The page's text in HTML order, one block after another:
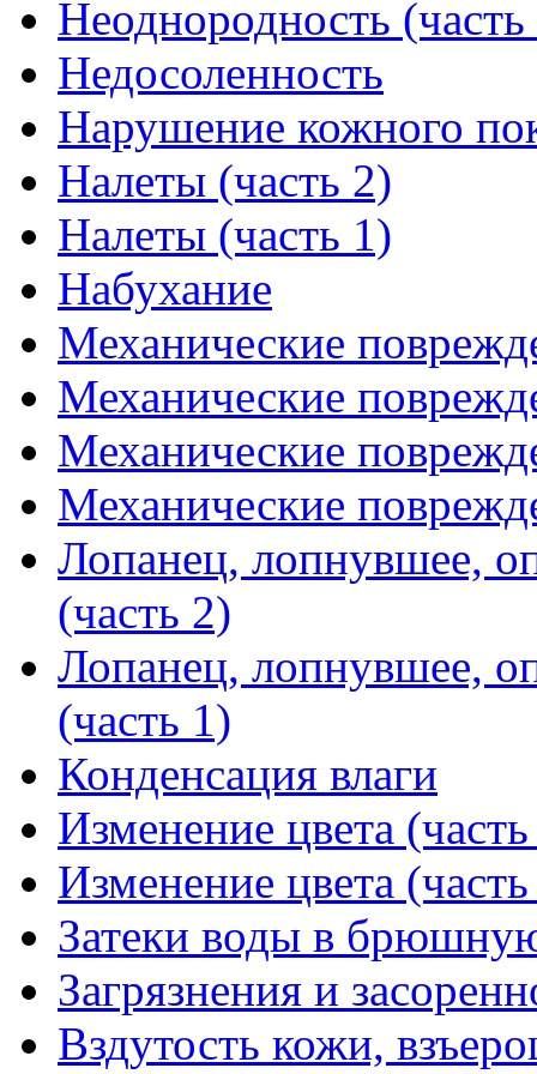
Неоднородность
Недосоленность
Нарушение кожного
Налеты (часть 2)
Налеты (часть 1)
Набухание
Механические
Механические
Механические
Механические
Лопанец, лопнувшее,
(часть 2)
Лопанец, лопнувшее,
(часть 1)
Конденсация влаги
Изменение цвета
Изменение цвета
Затеки воды в
Загрязнения и
Вздутость кожи,